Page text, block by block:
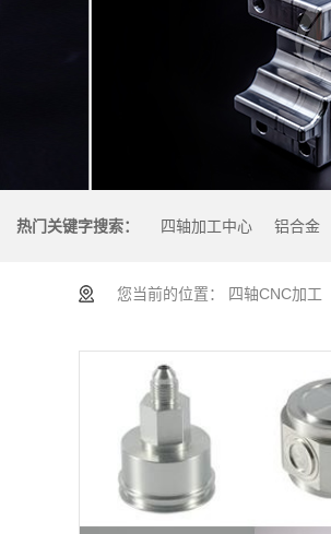
热门关键字搜索： 四轴加工中心 铝合金
您当前的位置： 四轴CNC加工